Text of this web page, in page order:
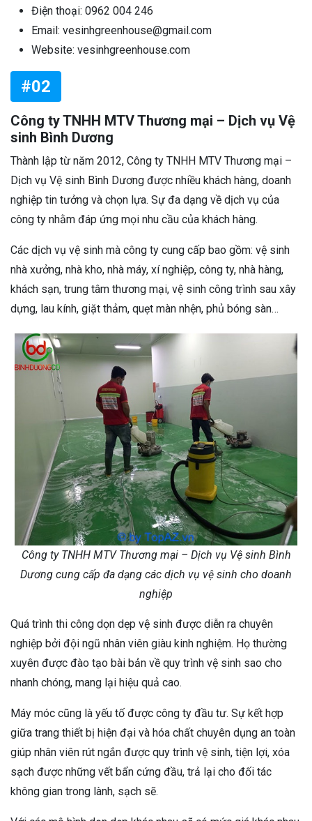
Điện thoại: 0962 004 246
Email: vesinhgreenhouse@gmail.com
Website: vesinhgreenhouse.com
#02
Công ty TNHH MTV Thương mại – Dịch vụ Vệ
sinh Bình Dương
Thành lập từ năm 2012, Công ty TNHH MTV Thương mại –
Dịch vụ Vệ sinh Bình Dương được nhiều khách hàng, doanh
nghiệp tin tưởng và chọn lựa. Sự đa dạng về dịch vụ của
công ty nhằm đáp ứng mọi nhu cầu của khách hàng.
Các dịch vụ vệ sinh mà công ty cung cấp bao gồm: vệ sinh
nhà xưởng, nhà kho, nhà máy, xí nghiệp, công ty, nhà hàng,
khách sạn, trung tâm thương mại, vệ sinh công trình sau xây
dựng, lau kính, giặt thảm, quẹt màn nhện, phủ bóng sàn…
Công ty TNHH MTV Thương mại – Dịch vụ Vệ sinh Bình
Dương cung cấp đa dạng các dịch vụ vệ sinh cho doanh
nghiệp
Quá trình thi công dọn dẹp vệ sinh được diễn ra chuyên
nghiệp bởi đội ngũ nhân viên giàu kinh nghiệm. Họ thường
xuyên được đào tạo bài bản về quy trình vệ sinh sao cho
nhanh chóng, mang lại hiệu quả cao.
Máy móc cũng là yếu tố được công ty đầu tư. Sự kết hợp
giữa trang thiết bị hiện đại và hóa chất chuyên dụng an toàn
giúp nhân viên rút ngắn được quy trình vệ sinh, tiện lợi, xóa
sạch được những vết bẩn cứng đầu, trả lại cho đối tác
không gian trong lành, sạch sẽ.